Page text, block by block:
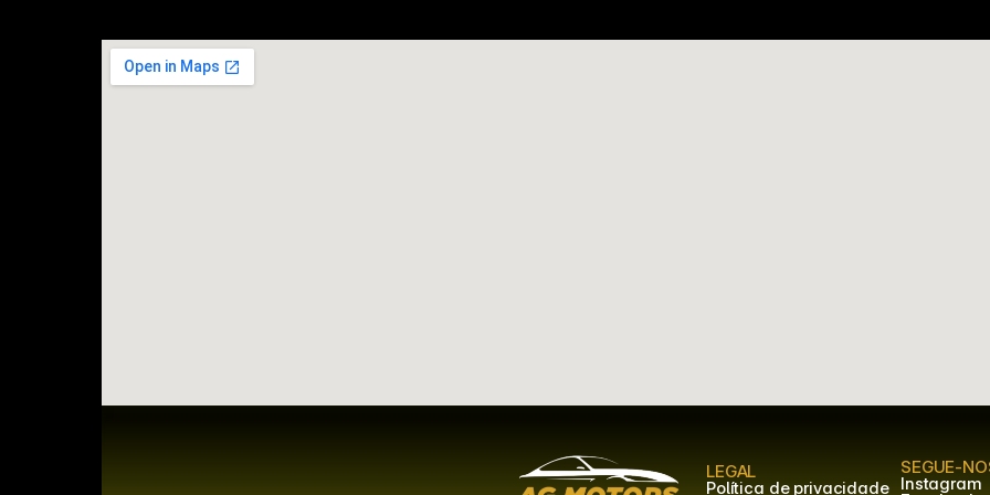
LEGAL
Política de privacidade
SEGUE-
Instagram